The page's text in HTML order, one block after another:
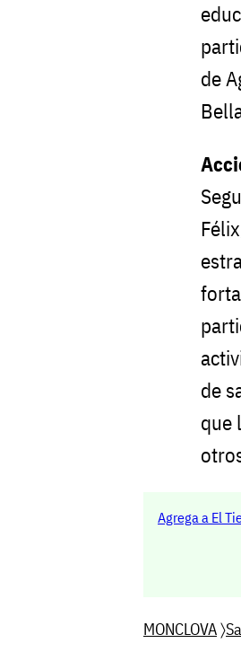
de
de
que
Agrega a El
MONCLOVA〉